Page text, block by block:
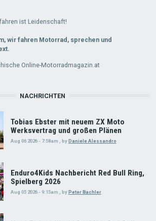
ist Leidenschaft!
wir fahren Motorrad, sprechen und
Online-Motorradmagazin.at
NACHRICHTEN
Tobias Ebster mit neuem ZX Moto
Werksvertrag und großen Plänen
Aug 06 2026 - 7:58am byDaniele Alessandro
Enduro4Kids Nachbericht Red Bull Ring,
Spielberg 2026
Aug 05 2026 - 9:15am byPeter Bachler